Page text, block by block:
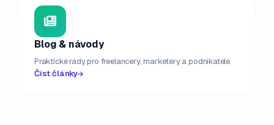
Blog & návody
Praktické rady pro freelancery, marketéry a podnikatele.
Číst články